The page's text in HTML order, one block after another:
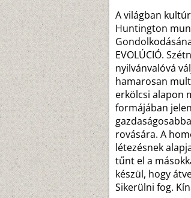
A világban
Huntington
EVOLÚCIÓ.
nyilvánvalóvá
hamarosan
erkölcsi alapon
formájában
rovására. A
létezésnek
tűnt el a
készül, hogy
Sikerülni fog.